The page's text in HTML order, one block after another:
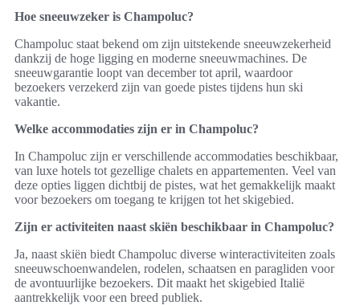
Hoe sneeuwzeker is Champoluc?
Champoluc staat bekend om zijn uitstekende sneeuwzekerheid
dankzij de hoge ligging en moderne sneeuwmachines. De
sneeuwgarantie loopt van december tot april, waardoor
bezoekers verzekerd zijn van goede pistes tijdens hun ski
vakantie.
Welke accommodaties zijn er in Champoluc?
In Champoluc zijn er verschillende accommodaties beschikbaar,
van luxe hotels tot gezellige chalets en appartementen. Veel van
deze opties liggen dichtbij de pistes, wat het gemakkelijk maakt
voor bezoekers om toegang te krijgen tot het skigebied.
Zijn er activiteiten naast skiën beschikbaar in Champoluc?
Ja, naast skiën biedt Champoluc diverse winteractiviteiten zoals
sneeuwschoenwandelen, rodelen, schaatsen en paragliden voor
de avontuurlijke bezoekers. Dit maakt het skigebied Italië
aantrekkelijk voor een breed publiek.